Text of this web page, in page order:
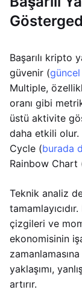
Başarılı kripto
güvenir (
Multiple,
oranı gibi
üstü aktivite
daha etkili olur.
Cycle (burada
Rainbow Chart
Teknik analiz
çizgileri ve
ekonomisinin
yaklaşımı,
artırır.